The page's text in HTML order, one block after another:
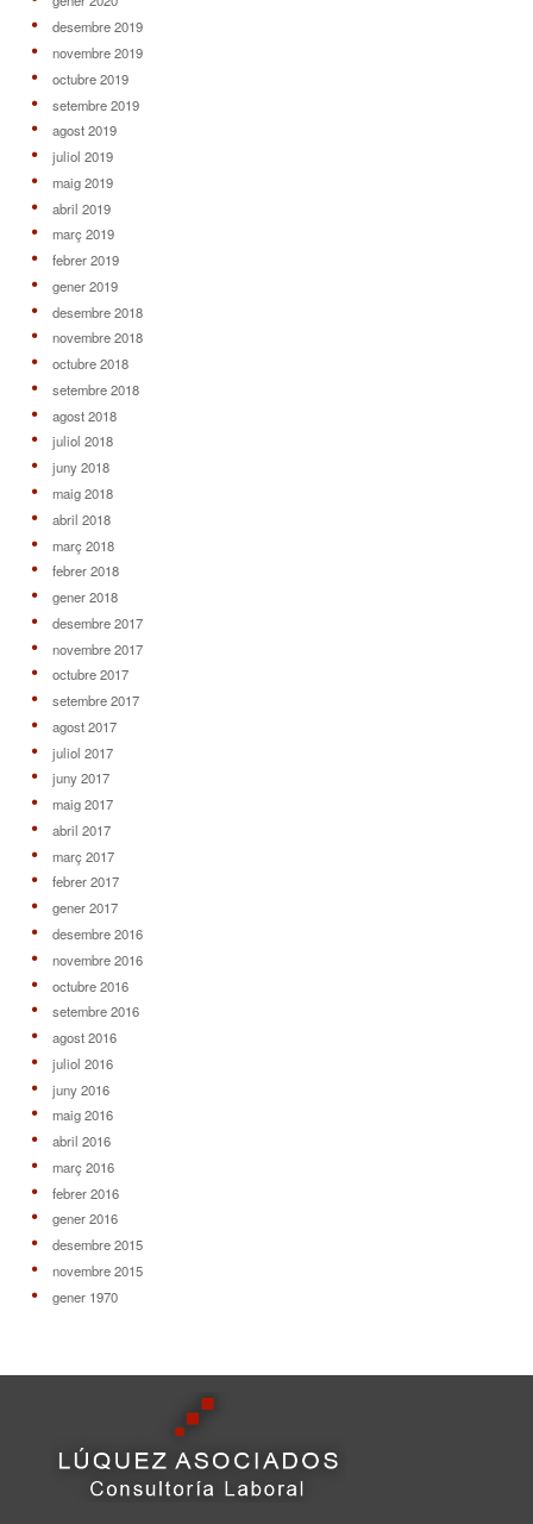
desembre 2019
novembre 2019
octubre 2019
setembre 2019
agost 2019
juliol 2019
maig 2019
abril 2019
març 2019
febrer 2019
gener 2019
desembre 2018
novembre 2018
octubre 2018
setembre 2018
agost 2018
juliol 2018
juny 2018
maig 2018
abril 2018
març 2018
febrer 2018
gener 2018
desembre 2017
novembre 2017
octubre 2017
setembre 2017
agost 2017
juliol 2017
juny 2017
maig 2017
abril 2017
març 2017
febrer 2017
gener 2017
desembre 2016
novembre 2016
octubre 2016
setembre 2016
agost 2016
juliol 2016
juny 2016
maig 2016
abril 2016
març 2016
febrer 2016
gener 2016
desembre 2015
novembre 2015
gener 1970